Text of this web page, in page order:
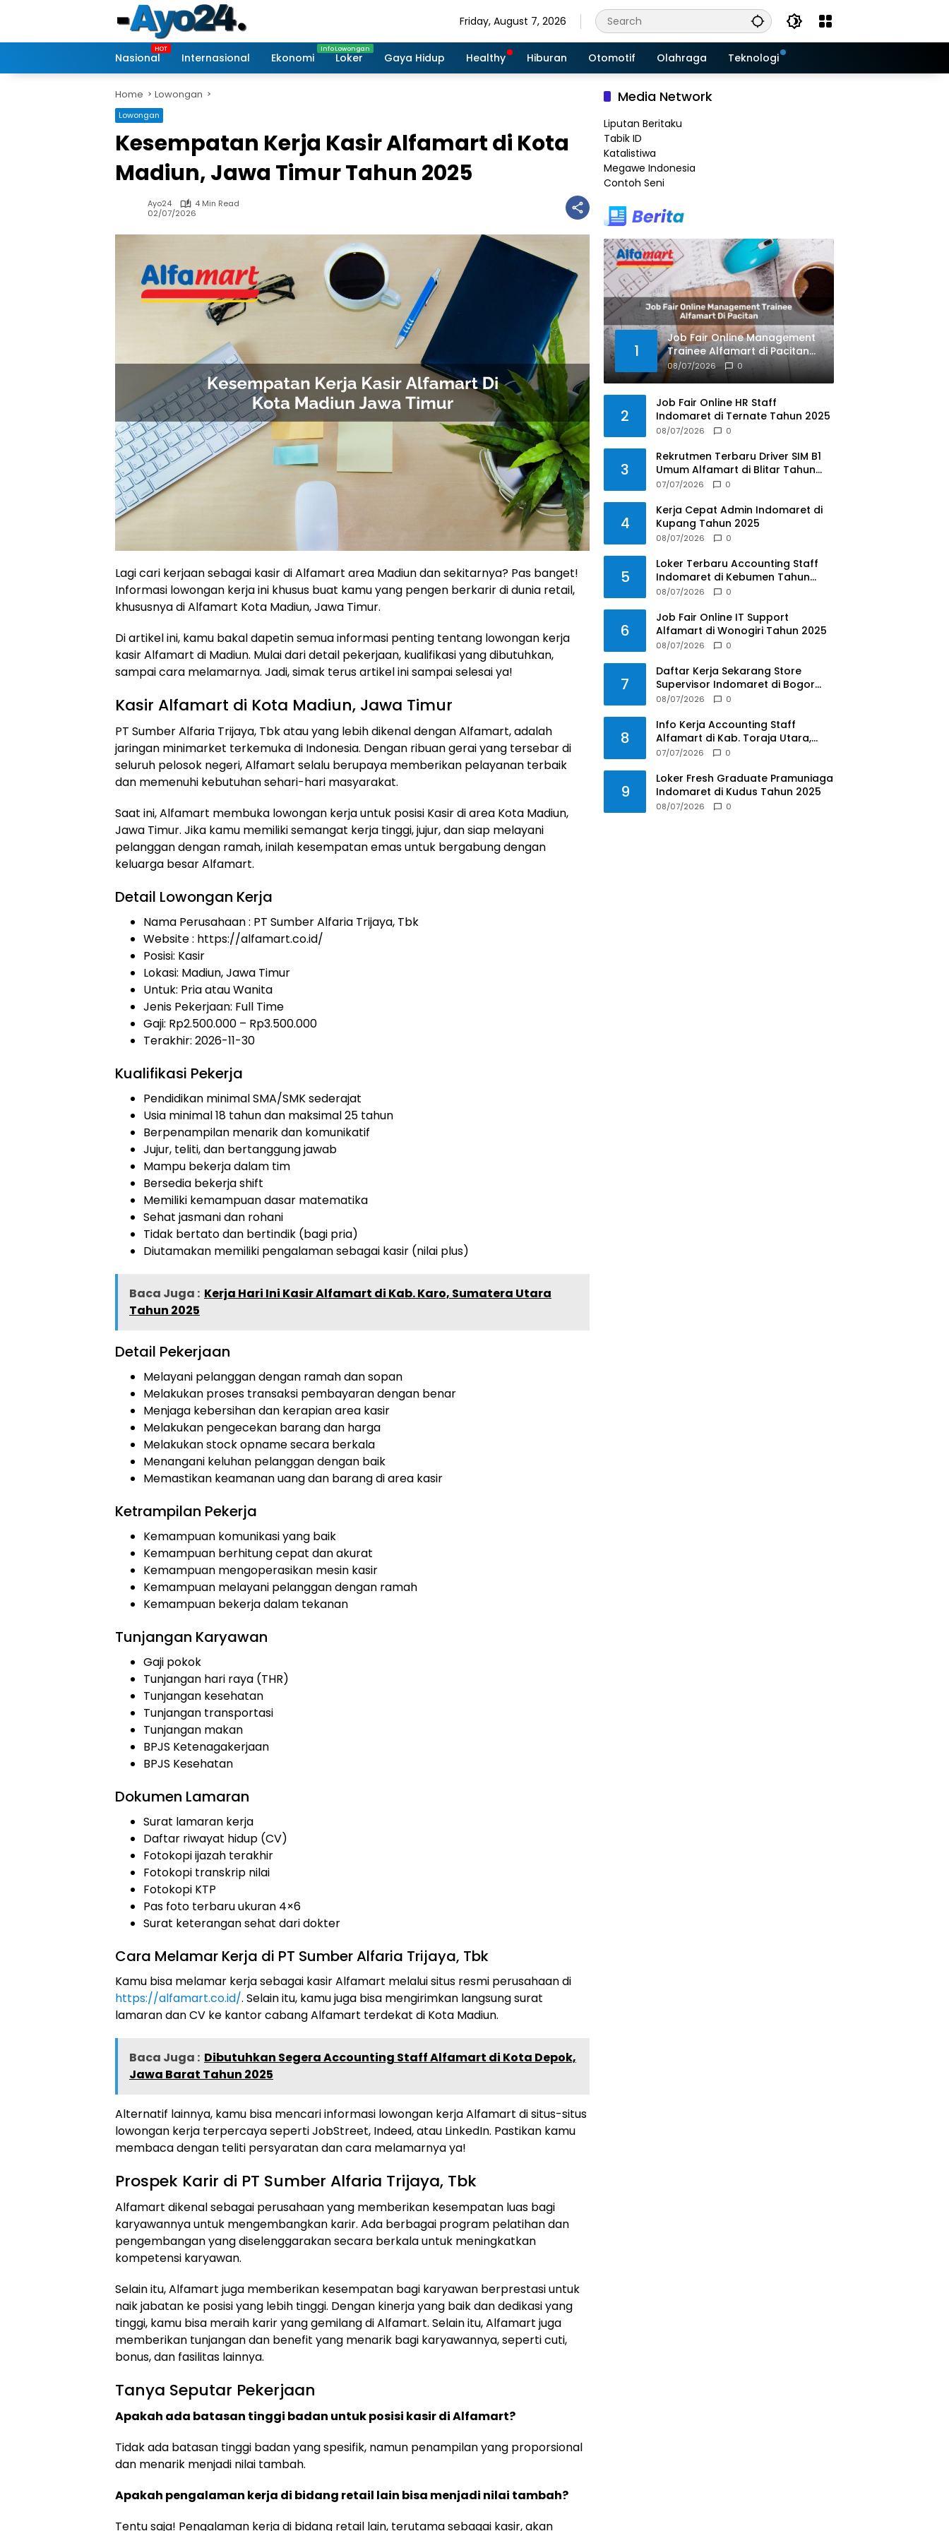
Friday, August 7, 2026
Nasional Internasional Ekonomi Loker Gaya Hidup Healthy Hiburan Otomotif Olahraga Teknologi
Home Lowongan
Lowongan
Kesempatan Kerja Kasir Alfamart di Kota
Madiun, Jawa Timur Tahun 2025
Ayo24
4 Min Read
02/07/2026
Lagi cari kerjaan sebagai kasir di Alfamart area Madiun dan sekitarnya? Pas banget!
Informasi lowongan kerja ini khusus buat kamu yang pengen berkarir di dunia retail,
khususnya di Alfamart Kota Madiun, Jawa Timur.
Di artikel ini, kamu bakal dapetin semua informasi penting tentang lowongan kerja
kasir Alfamart di Madiun. Mulai dari detail pekerjaan, kualifikasi yang dibutuhkan,
sampai cara melamarnya. Jadi, simak terus artikel ini sampai selesai ya!
Kasir Alfamart di Kota Madiun, Jawa Timur
PT Sumber Alfaria Trijaya, Tbk atau yang lebih dikenal dengan Alfamart, adalah
jaringan minimarket terkemuka di Indonesia. Dengan ribuan gerai yang tersebar di
seluruh pelosok negeri, Alfamart selalu berupaya memberikan pelayanan terbaik
dan memenuhi kebutuhan sehari-hari masyarakat.
Saat ini, Alfamart membuka lowongan kerja untuk posisi Kasir di area Kota Madiun,
Jawa Timur. Jika kamu memiliki semangat kerja tinggi, jujur, dan siap melayani
pelanggan dengan ramah, inilah kesempatan emas untuk bergabung dengan
keluarga besar Alfamart.
Detail Lowongan Kerja
Nama Perusahaan : PT Sumber Alfaria Trijaya, Tbk
Website : https://alfamart.co.id/
Posisi: Kasir
Lokasi: Madiun, Jawa Timur
Untuk: Pria atau Wanita
Jenis Pekerjaan: Full Time
Gaji: Rp2.500.000 – Rp3.500.000
Terakhir: 2026-11-30
Kualifikasi Pekerja
Pendidikan minimal SMA/SMK sederajat
Usia minimal 18 tahun dan maksimal 25 tahun
Berpenampilan menarik dan komunikatif
Jujur, teliti, dan bertanggung jawab
Mampu bekerja dalam tim
Bersedia bekerja shift
Memiliki kemampuan dasar matematika
Sehat jasmani dan rohani
Tidak bertato dan bertindik (bagi pria)
Diutamakan memiliki pengalaman sebagai kasir (nilai plus)
Baca Juga : Kerja Hari Ini Kasir Alfamart di Kab. Karo, Sumatera Utara
Tahun 2025
Detail Pekerjaan
Melayani pelanggan dengan ramah dan sopan
Melakukan proses transaksi pembayaran dengan benar
Menjaga kebersihan dan kerapian area kasir
Melakukan pengecekan barang dan harga
Melakukan stock opname secara berkala
Menangani keluhan pelanggan dengan baik
Memastikan keamanan uang dan barang di area kasir
Ketrampilan Pekerja
Kemampuan komunikasi yang baik
Kemampuan berhitung cepat dan akurat
Kemampuan mengoperasikan mesin kasir
Kemampuan melayani pelanggan dengan ramah
Kemampuan bekerja dalam tekanan
Tunjangan Karyawan
Gaji pokok
Tunjangan hari raya (THR)
Tunjangan kesehatan
Tunjangan transportasi
Tunjangan makan
BPJS Ketenagakerjaan
BPJS Kesehatan
Dokumen Lamaran
Surat lamaran kerja
Daftar riwayat hidup (CV)
Fotokopi ijazah terakhir
Fotokopi transkrip nilai
Fotokopi KTP
Pas foto terbaru ukuran 4×6
Surat keterangan sehat dari dokter
Cara Melamar Kerja di PT Sumber Alfaria Trijaya, Tbk
Kamu bisa melamar kerja sebagai kasir Alfamart melalui situs resmi perusahaan di
https://alfamart.co.id/. Selain itu, kamu juga bisa mengirimkan langsung surat
lamaran dan CV ke kantor cabang Alfamart terdekat di Kota Madiun.
Baca Juga : Dibutuhkan Segera Accounting Staff Alfamart di Kota Depok,
Jawa Barat Tahun 2025
Alternatif lainnya, kamu bisa mencari informasi lowongan kerja Alfamart di situs-situs
lowongan kerja terpercaya seperti JobStreet, Indeed, atau LinkedIn. Pastikan kamu
membaca dengan teliti persyaratan dan cara melamarnya ya!
Prospek Karir di PT Sumber Alfaria Trijaya, Tbk
Alfamart dikenal sebagai perusahaan yang memberikan kesempatan luas bagi
karyawannya untuk mengembangkan karir. Ada berbagai program pelatihan dan
pengembangan yang diselenggarakan secara berkala untuk meningkatkan
kompetensi karyawan.
Selain itu, Alfamart juga memberikan kesempatan bagi karyawan berprestasi untuk
naik jabatan ke posisi yang lebih tinggi. Dengan kinerja yang baik dan dedikasi yang
tinggi, kamu bisa meraih karir yang gemilang di Alfamart. Selain itu, Alfamart juga
memberikan tunjangan dan benefit yang menarik bagi karyawannya, seperti cuti,
bonus, dan fasilitas lainnya.
Tanya Seputar Pekerjaan
Apakah ada batasan tinggi badan untuk posisi kasir di Alfamart?
Tidak ada batasan tinggi badan yang spesifik, namun penampilan yang proporsional
dan menarik menjadi nilai tambah.
Apakah pengalaman kerja di bidang retail lain bisa menjadi nilai tambah?
Tentu saja! Pengalaman kerja di bidang retail lain, terutama sebagai kasir, akan
Media Network
Liputan Beritaku
Tabik ID
Katalistiwa
Megawe Indonesia
Contoh Seni
1
Job Fair Online Management
Trainee Alfamart di Pacitan
Tahun 2025
08/07/2026 0
2
Job Fair Online HR Staff
Indomaret di Ternate Tahun 2025
08/07/2026 0
3
Rekrutmen Terbaru Driver SIM B1
Umum Alfamart di Blitar Tahun
2025
07/07/2026 0
4
Kerja Cepat Admin Indomaret di
Kupang Tahun 2025
08/07/2026 0
5
Loker Terbaru Accounting Staff
Indomaret di Kebumen Tahun
2025
08/07/2026 0
6
Job Fair Online IT Support
Alfamart di Wonogiri Tahun 2025
08/07/2026 0
7
Daftar Kerja Sekarang Store
Supervisor Indomaret di Bogor
Tahun 2025
08/07/2026 0
8
Info Kerja Accounting Staff
Alfamart di Kab. Toraja Utara,
Sulawesi Selatan Tahun 2025
07/07/2026 0
9
Loker Fresh Graduate Pramuniaga
Indomaret di Kudus Tahun 2025
08/07/2026 0